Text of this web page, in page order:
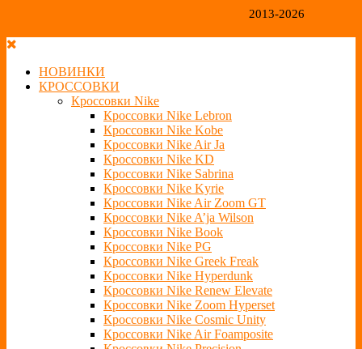
2013-2026
НОВИНКИ
КРОССОВКИ
Кроссовки Nike
Кроссовки Nike Lebron
Кроссовки Nike Kobe
Кроссовки Nike Air Ja
Кроссовки Nike KD
Кроссовки Nike Sabrina
Кроссовки Nike Kyrie
Кроссовки Nike Air Zoom GT
Кроссовки Nike A’ja Wilson
Кроссовки Nike Book
Кроссовки Nike PG
Кроссовки Nike Greek Freak
Кроссовки Nike Hyperdunk
Кроссовки Nike Renew Elevate
Кроссовки Nike Zoom Hyperset
Кроссовки Nike Cosmic Unity
Кроссовки Nike Air Foamposite